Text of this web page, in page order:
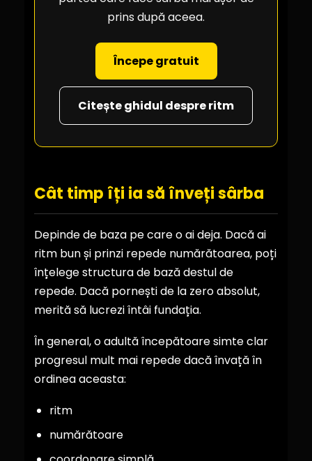
prins după aceea.
Începe gratuit
Citește ghidul despre ritm
Cât timp îți ia să înveți sârba
Depinde de baza pe care o ai deja. Dacă ai
ritm bun și prinzi repede numărătoarea, poți
înțelege structura de bază destul de
repede. Dacă pornești de la zero absolut,
merită să lucrezi întâi fundația.
În general, o adultă începătoare simte clar
progresul mult mai repede dacă învață în
ordinea aceasta:
ritm
numărătoare